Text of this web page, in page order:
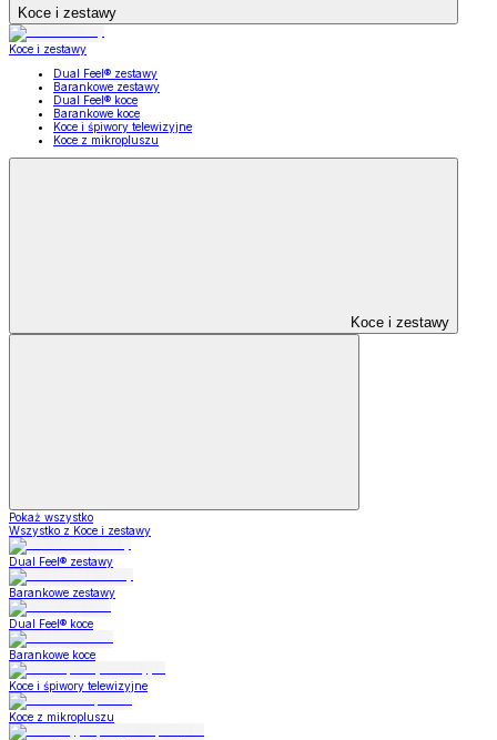
Koce i zestawy
Koce i zestawy
Dual Feel® zestawy
Barankowe zestawy
Dual Feel® koce
Barankowe koce
Koce i śpiwory telewizyjne
Koce z mikropluszu
Koce i zestawy
Pokaż wszystko
Wszystko z Koce i zestawy
Dual Feel® zestawy
Barankowe zestawy
Dual Feel® koce
Barankowe koce
Koce i śpiwory telewizyjne
Koce z mikropluszu